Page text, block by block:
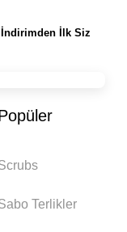
İlk Siz
Terlikler